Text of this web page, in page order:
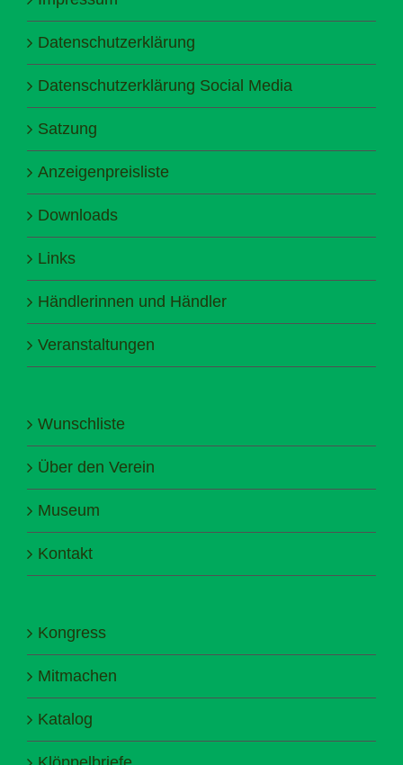
Datenschutzerklärung
Datenschutzerklärung Social Media
Satzung
Anzeigenpreisliste
Downloads
Links
Händlerinnen und Händler
Veranstaltungen
Wunschliste
Über den Verein
Museum
Kontakt
Kongress
Mitmachen
Katalog